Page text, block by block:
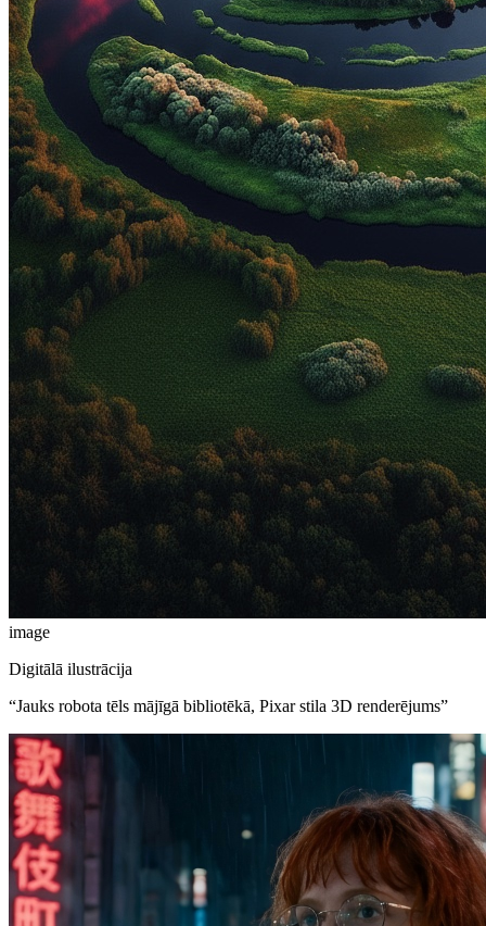
image
Digitālā ilustrācija
“Jauks robota tēls mājīgā bibliotēkā, Pixar stila 3D renderējums”